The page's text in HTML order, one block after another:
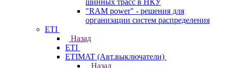
шинных трасс в НКУ
"RAM power" - решения для
организации систем распределения
ETI
Назад
ETI
ETIMAT (Авт.выключатели)
Назад